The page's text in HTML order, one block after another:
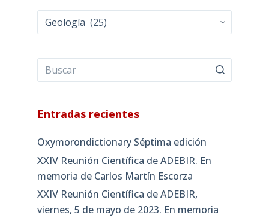
Categorías
Entradas recientes
Oxymorondictionary Séptima edición
XXIV Reunión Científica de ADEBIR. En
memoria de Carlos Martín Escorza
XXIV Reunión Científica de ADEBIR,
viernes, 5 de mayo de 2023. En memoria